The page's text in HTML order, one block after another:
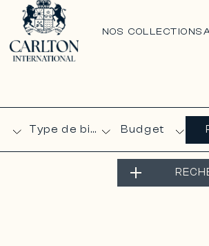
NOS COLLECTIONS
Budget